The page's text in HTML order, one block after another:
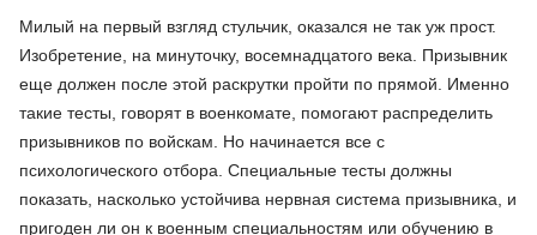
Милый на первый взгляд стульчик, оказался не так уж прост.
Изобретение, на минуточку, восемнадцатого века. Призывник
еще должен после этой раскрутки пройти по прямой. Именно
такие тесты, говорят в военкомате, помогают распределить
призывников по войскам. Но начинается все с
психологического отбора. Специальные тесты должны
показать, насколько устойчива нервная система призывника, и
пригоден ли он к военным специальностям или обучению в